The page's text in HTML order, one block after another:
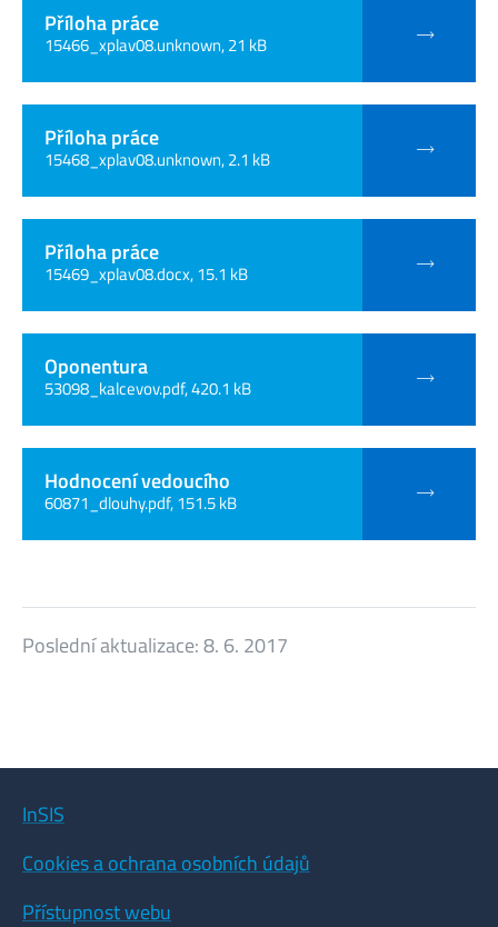
Příloha práce
15466_xplav08.unknown, 21 kB
Příloha práce
15468_xplav08.unknown, 2.1 kB
Příloha práce
15469_xplav08.docx, 15.1 kB
Oponentura
53098_kalcevov.pdf, 420.1 kB
Hodnocení vedoucího
60871_dlouhy.pdf, 151.5 kB
Poslední aktualizace:8. 6. 2017
InSIS
Cookies a ochrana osobních údajů
Přístupnost webu